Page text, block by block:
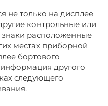
не только на дисплее
контрольные или
расположенные
местах приборной
бортового
другого
следующего